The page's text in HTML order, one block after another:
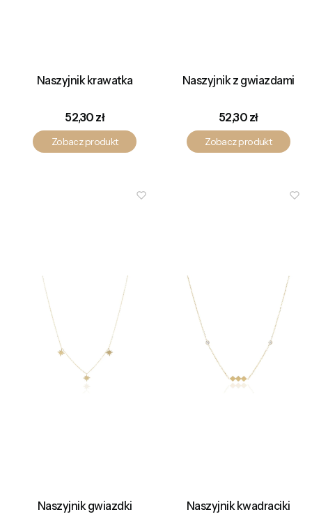
Naszyjnik krawatka
Cena
52,30 zł
Zobacz produkt
Naszyjnik z gwiazdami
Cena
52,30 zł
Zobacz produkt
Naszyjnik gwiazdki Naszyjnik kwadraciki